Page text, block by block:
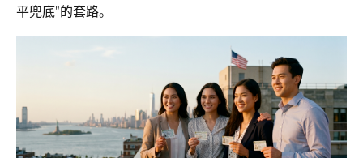
平兜底”的套路。